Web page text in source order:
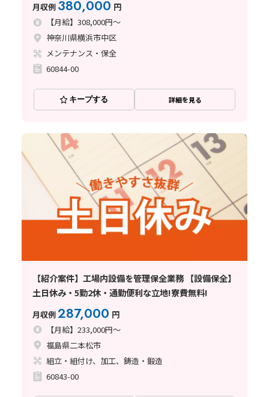
月収例 380,000 円
【月給】308,000円～
神奈川県横浜市中区
メンテナンス・保全
60844-00
キープする 詳細を見る
【紹介案件】工場内設備を管理保全業務 【設備保全】
土日休み・5勤2休・通勤便利な立地!寮費無料!
月収例287,000 円
【月給】233,000円～
福島県二本松市
組立・組付け、加工、鋳造・鍛造
60843-00